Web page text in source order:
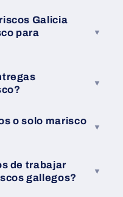
Galicia
para
o solo marisco
de trabajar
gallegos?